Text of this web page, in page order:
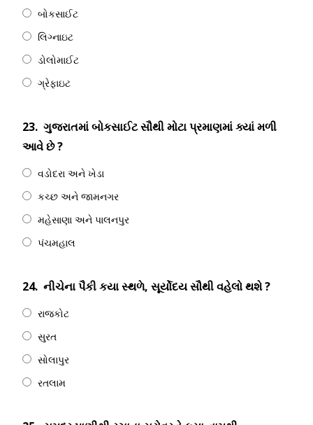
બોકસાઈટ
લિગ્નાઇટ
ડોલોમાઈટ
ગ્રેફાઇટ
23. ગુજરાતમાં બોકસાઈટ સૌથી મોટા પ્રમાણમાં ક્યાં મળી
આવે છે ?
વડોદરા અને ખેડા
કચ્છ અને જામનગર
મહેસાણા અને પાલનપુર
પંચમહાલ
24. નીચેના પૈકી કયા સ્થળે, સૂર્યોદય સૌથી વહેલો થશે ?
રાજકોટ
સુરત
સોલાપુર
રતલામ